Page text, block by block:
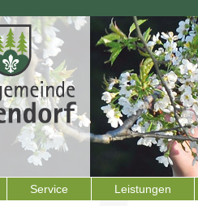
Service Leistungen